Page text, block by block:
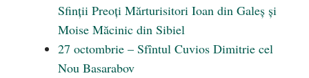
Sfinții Preoți Mărturisitori Ioan din Galeș și
Moise Măcinic din Sibiel
27 octombrie – Sfîntul Cuvios Dimitrie cel
Nou Basarabov